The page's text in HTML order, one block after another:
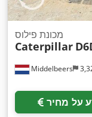
Middelbeers
מכונת פילוס
Caterpillar
על מחיר